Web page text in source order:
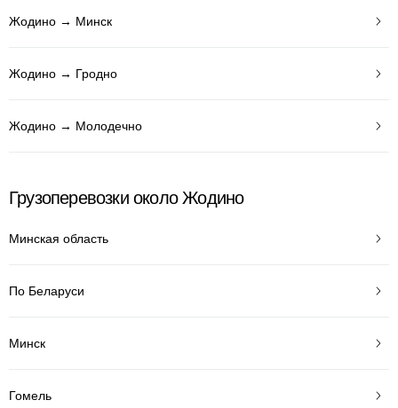
Жодино → Минск
Жодино → Гродно
Жодино → Молодечно
Грузоперевозки около Жодино
Минская область
По Беларуси
Минск
Гомель